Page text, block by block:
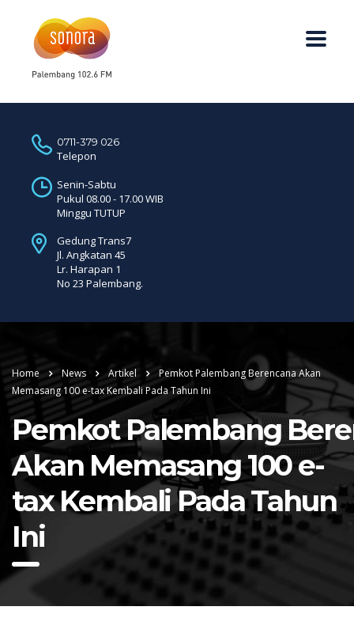
0711-379 026
Telepon
Senin-Sabtu
Pukul 08.00 - 17.00 WIB
Minggu TUTUP
Gedung Trans7
Jl. Angkatan 45
Lr. Harapan 1
No 23 Palembang.
Home News Artikel
Pemkot Palembang Berencana Akan
Memasang 100 e-tax Kembali Pada Tahun Ini
Pemkot Palembang
Akan Memasang 100 e-
tax Kembali Pada Tahun
Ini